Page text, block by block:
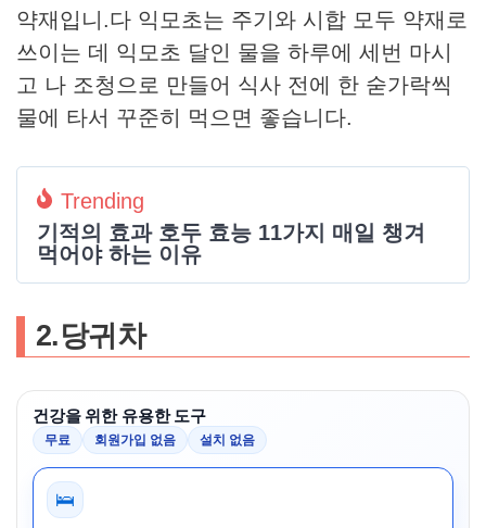
약재입니.다 익모초는 주기와 시합 모두 약재로
쓰이는 데 익모초 달인 물을 하루에 세번 마시
고 나 조청으로 만들어 식사 전에 한 숟가락씩
물에 타서 꾸준히 먹으면 좋습니다.
Trending
기적의 효과 호두 효능 11가지 매일 챙겨
먹어야 하는 이유
​2.당귀차
건강을 위한 유용한 도구
무료 회원가입 없음 설치 없음
🛌